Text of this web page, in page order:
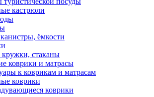
кастрюли
ёмкости
стаканы
коврики и матрасы
к коврикам и матрасам
коврики
коврики